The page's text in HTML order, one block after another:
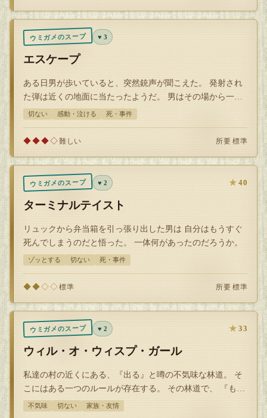
ウミガメのスープ ♥ 3
エスケープ
ある日男が歩いていると、突然銃声が聞こえた。 発射され
た弾は近くの地面に当たったようだ。 男はその場から一目
散に逃げ出し、生き延びた。 そし…
切ない 感動・泣ける 死・事件
◆◆◆◇難しい 所要 標準
ウミガメのスープ ♥ 2 ★ 40
ターミナルテイスト
リュックから弁当箱を引っ張り出した男は 自分はもうすぐ
死んでしまうのだと悟った。 一体何があったのだろうか。
ゾッとする 切ない 死・事件
◆◆◇◇標準 所要 標準
ウミガメのスープ ♥ 2 ★ 33
ウィル・オ・ウィスプ・ガール
私達の村の近くにある、『出る』と噂の不気味な林道。 そ
こにはある一つのルールが存在する。 その林道で、 『もし
一人ぼっちで歌う少女を見かけた…
不気味 切ない 家族・友情